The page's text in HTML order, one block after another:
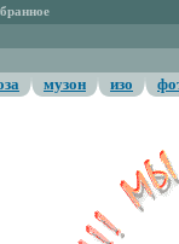
музон изо